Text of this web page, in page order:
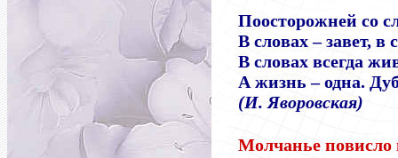
Поосторожней со
В словах–завет, в
В словах всегда
А жизнь–одна.
(И. Яворовская)
Молчанье повисло